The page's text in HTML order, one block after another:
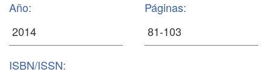
Año: Páginas:
ISBN/ISSN: